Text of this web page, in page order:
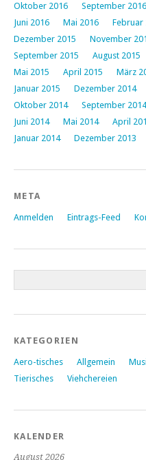
Oktober 2016
September 2016
Juni 2016
Mai 2016 Februar
Dezember 2015
November
September 2015
August 2015
Mai 2015
April 2015 März
Januar 2015
Dezember 2014
Oktober 2014
September 2014
Juni 2014
Mai 2014 April
Januar 2014
Dezember 2013
META
Anmelden Eintrags-Feed
KATEGORIEN
Aero-tisches Allgemein
Tierisches
Viehchereien
KALENDER
August 2026